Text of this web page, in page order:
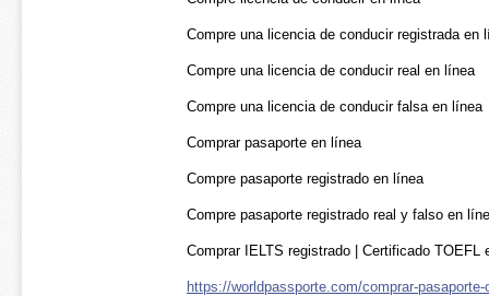
Compre una licencia de conducir registrada en
Compre una licencia de conducir real en línea
Compre una licencia de conducir falsa en línea
Comprar pasaporte en línea
Compre pasaporte registrado en línea
Compre pasaporte registrado real y falso en
Comprar IELTS registrado | Certificado TOEFL
https://worldpassporte.com/comprar-pasaporte-